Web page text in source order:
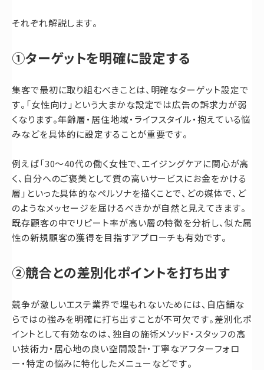
それぞれ解説します。
①ターゲットを明確に設定する
集客で最初に取り組むべきことは、明確なターゲット設定で
す。「女性向け」という大まかな設定では広告の訴求力が弱
くなります。年齢層・居住地域・ライフスタイル・抱えている悩
みなどを具体的に設定することが重要です。
例えば「30〜40代の働く女性で、エイジングケアに関心が高
く、自分へのご褒美として質の高いサービスにお金をかける
層」といった具体的なペルソナを描くことで、どの媒体で、ど
のようなメッセージを届けるべきかが自然と見えてきます。
既存顧客の中でリピート率が高い層の特徴を分析し、似た属
性の新規顧客の獲得を目指すアプローチも有効です。
②競合との差別化ポイントを打ち出す
競争が激しいエステ業界で埋もれないためには、自店舗な
らではの強みを明確に打ち出すことが不可欠です。差別化ポ
イントとして有効なのは、独自の施術メソッド・スタッフの高
い技術力・居心地の良い空間設計・丁寧なアフターフォロ
ー・特定の悩みに特化したメニューなどです。